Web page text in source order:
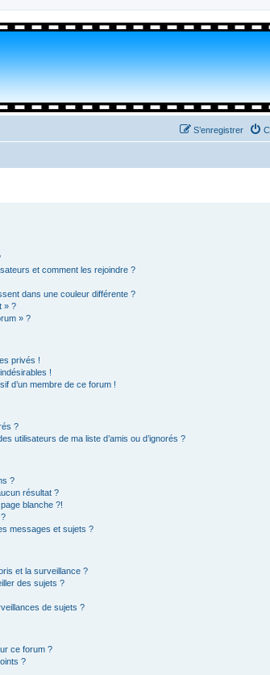
S’enregistrer
et comment les rejoindre ?
dans une couleur différente ?
» ?
» ?
privés !
!
d’un membre de ce forum !
?
utilisateurs de ma liste d’amis ou d’ignorés ?
?
résultat ?
blanche ?!
messages et sujets ?
et la surveillance ?
des sujets ?
de sujets ?
ce forum ?
?